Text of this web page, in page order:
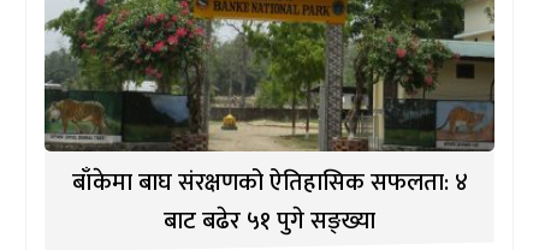
बाँकेमा बाघ संरक्षणको ऐतिहासिक सफलता: ४
बाट बढेर ५१ पुगे सङ्ख्या